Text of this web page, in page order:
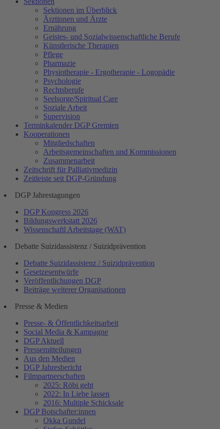
Sektionen im Überblick
Ärztinnen und Ärzte
Ernährung
Geistes- und Sozialwissenschaftliche Berufe
Künstlerische Therapien
Pflege
Pharmazie
Physiotherapie - Ergotherapie - Logopädie
Psychologie
Rechtsberufe
Seelsorge/Spiritual Care
Soziale Arbeit
Supervision
Terminkalender DGP Gremien
Kooperationen
Mitgliedschaften
Arbeitsgemeinschaften und Kommissionen
Zusammenarbeit
Zeitschrift für Palliativmedizin
Zeitleiste seit DGP-Gründung
DGP Jahrestagungen
DGP Kongress 2026
Bildungswerkstatt 2026
Wissenschaftl Arbeitstage (WAT)
Debatte Suizidassistenz / Suizidprävention
Debatte Suizidassistenz / Suizidprävention
Gesetzesentwürfe
Veröffentlichungen DGP
Beiträge weiterer Organisationen
Presse & Medien
Presse- & Öffentlichkeitsarbeit
Social Media & Kampagne
DGP Aktuell
Pressemitteilungen
Aus den Medien
DGP Jahresbericht
Filmpartnerschaften
2025: Röbi geht
2022: In Liebe lassen
2016: Multiple Schicksale
DGP Botschafter:innen
Okka Gundel